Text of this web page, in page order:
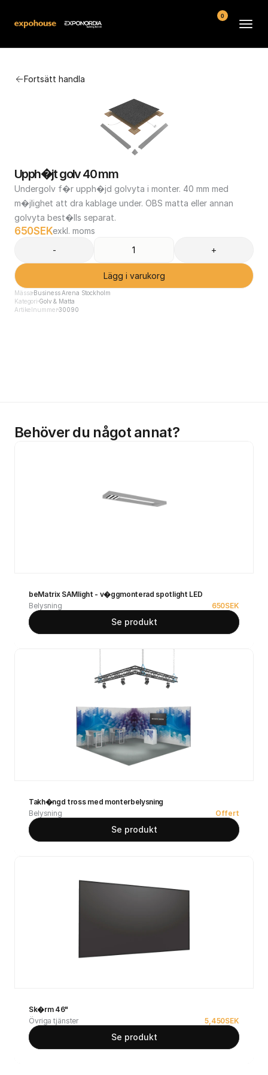
Fortsätt handla
Upph�jt golv 40 mm
Undergolv f�r upph�jd golvyta i monter. 40 mm med
m�jlighet att dra kablage under. OBS matta eller annan
golvyta best�lls separat.
650SEKexkl. moms
-
+
Lägg i varukorg
Mässa Business Arena Stockholm
Kategori Golv & Matta
Artikelnummer30090
Behöver du något annat?
beMatrix SAMlight - v�ggmonterad spotlight LED
Belysning
650SEK
Se produkt
Takh�ngd tross med monterbelysning
Belysning
Offert
Se produkt
Sk�rm 46"
Övriga tjänster
5,450SEK
Se produkt
Kontakt
Köpvillkor
0